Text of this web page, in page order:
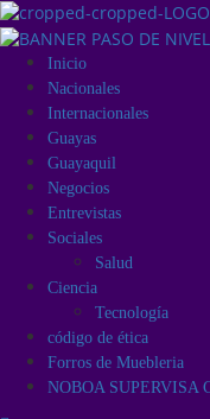
Inicio
Nacionales
Internacionales
Guayas
Guayaquil
Negocios
Entrevistas
Sociales
Salud
Ciencia
Tecnología
código de ética
Forros de Muebleria
NOBOA SUPERVISA